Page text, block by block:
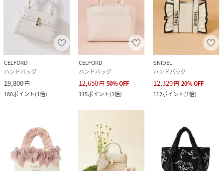
CELFORD
ハンドバッグ
19,800円
180ポイント(1倍)
CELFORD
ハンドバッグ
12,650円 50%OFF
115ポイント(1倍)
SNIDEL
ハンドバッグ
12,320円 20%OFF
112ポイント(1倍)